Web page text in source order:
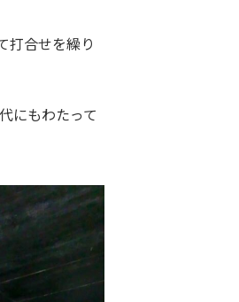
打合せを繰り
にもわたって